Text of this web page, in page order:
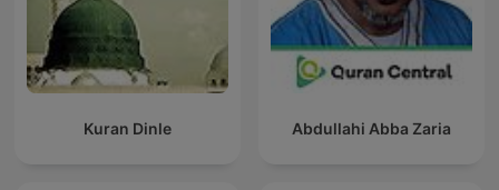
Kuran Dinle Abdullahi Abba Zaria